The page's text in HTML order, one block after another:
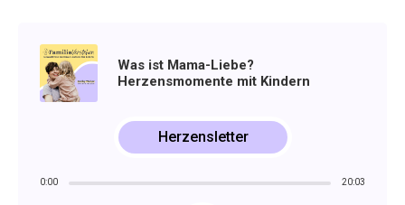
Was ist Mama-Liebe?
Herzensmomente mit Kindern
0:00 20:03
Herzensletter